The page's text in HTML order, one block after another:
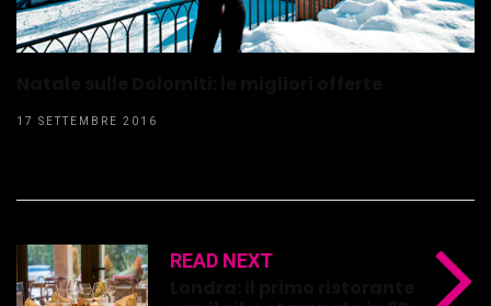
17 SETTEMBRE 2016
READ NEXT